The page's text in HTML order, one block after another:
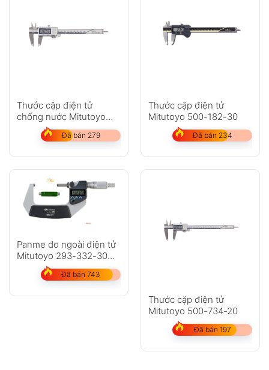
Thước cặp điện tử
chống nước Mitutoyo
500-752-20
Đã bán 279
Thước cặp điện tử
Mitutoyo 500-182-30
Đã bán 234
Panme đo ngoài điện tử
Mitutoyo 293-332-30
dải đo 50-75mm
Đã bán 743
Thước cặp điện tử
Mitutoyo 500-734-20
Đã bán 197